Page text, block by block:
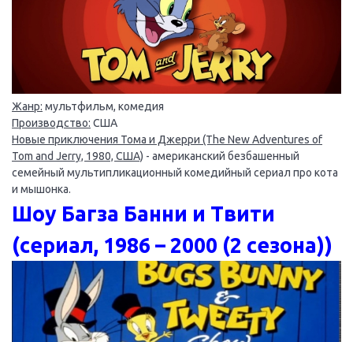
Жанр: мультфильм, комедия
Производство: США
Новые приключения Тома и Джерри (The New Adventures of
Tom and Jerry, 1980, США) - американский безбашенный
семейный мультипликационный комедийный сериал про кота
и мышонка.
Шоу Багза Банни и Твити
(сериал, 1986 – 2000 (2 сезона))